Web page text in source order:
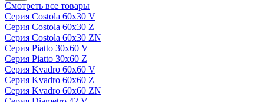
Смотреть все товары
Серия Costola 60х30 V
Серия Costola 60х30 Z
Серия Costola 60х30 ZN
Серия Piatto 30х60 V
Серия Piatto 30х60 Z
Серия Kvadro 60х60 V
Серия Kvadro 60х60 Z
Серия Kvadro 60х60 ZN